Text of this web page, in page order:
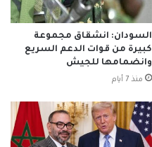
السودان: انشقاق مجموعة
كبيرة من قوات الدعم السريع
وانضمامها للجيش
منذ 7 أيام